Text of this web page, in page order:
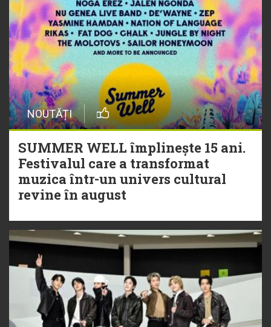
NOUTĂȚI
SUMMER WELL împlinește 15 ani.
Festivalul care a transformat
muzica într-un univers cultural
revine în august